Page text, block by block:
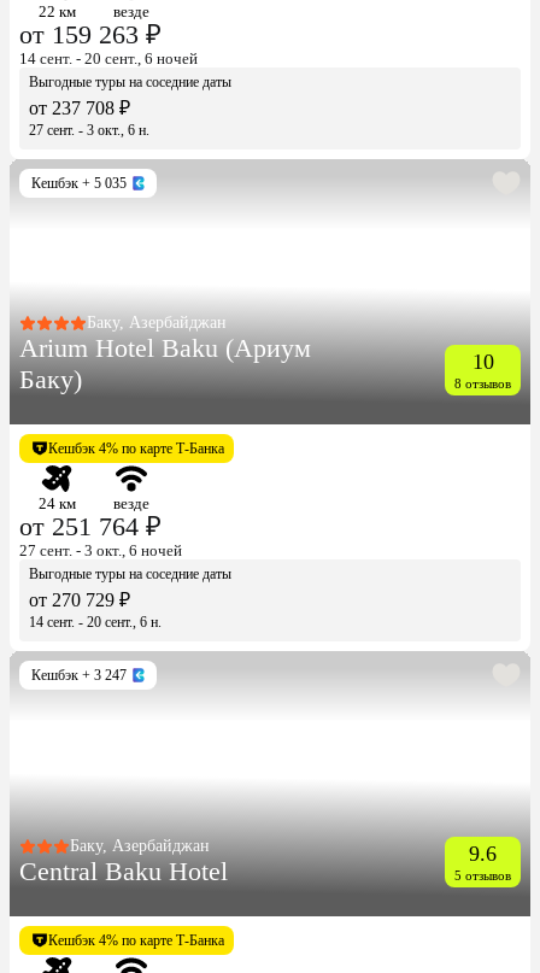
22 км везде
от 159 263 ₽
14 сент. - 20 сент., 6 ночей
Выгодные туры на соседние даты
от 237 708 ₽
27 сент. - 3 окт., 6 н.
Кешбэк + 5 035
Баку, Азербайджан
Arium Hotel Baku (Ариум
Баку)
10
8 отзывов
Кешбэк 4% по карте Т-Банка
24 км везде
от 251 764 ₽
27 сент. - 3 окт., 6 ночей
Выгодные туры на соседние даты
от 270 729 ₽
14 сент. - 20 сент., 6 н.
Кешбэк + 3 247
Баку, Азербайджан
Central Baku Hotel
9.6
5 отзывов
Кешбэк 4% по карте Т-Банка